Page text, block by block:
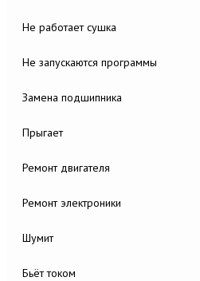
Не работает сушка
Не запускаются программы
Замена подшипника
Прыгает
Ремонт двигателя
Ремонт электроники
Шумит
Бьёт током